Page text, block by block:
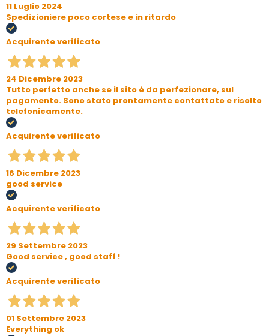
11 Luglio 2024
Spedizioniere poco cortese e in ritardo
Acquirente verificato
24 Dicembre 2023
Tutto perfetto anche se il sito è da perfezionare, sul
pagamento. Sono stato prontamente contattato e risolto
telefonicamente.
Acquirente verificato
16 Dicembre 2023
good service
Acquirente verificato
29 Settembre 2023
Good service , good staff !
Acquirente verificato
01 Settembre 2023
Everything ok